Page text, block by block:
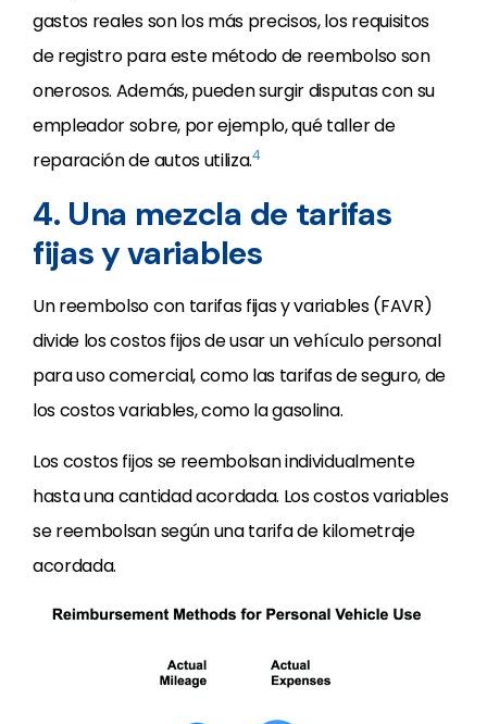
gastos reales son los más precisos, los requisitos
de registro para este método de reembolso son
onerosos. Además, pueden surgir disputas con su
empleador sobre, por ejemplo, qué taller de
reparación de autos utiliza.4
4. Una mezcla de tarifas
fijas y variables
Un reembolso con tarifas fijas y variables (FAVR)
divide los costos fijos de usar un vehículo personal
para uso comercial, como las tarifas de seguro, de
los costos variables, como la gasolina.
Los costos fijos se reembolsan individualmente
hasta una cantidad acordada. Los costos variables
se reembolsan según una tarifa de kilometraje
acordada.